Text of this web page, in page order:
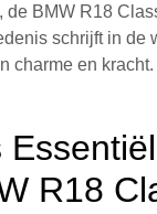
de BMW R18
schrijft in de
charme en kracht.
R18